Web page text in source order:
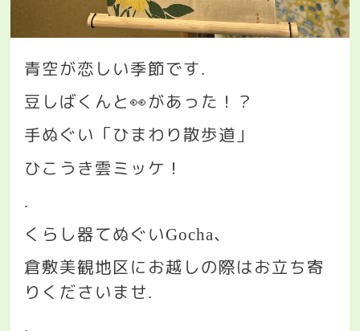
青空が恋しい季節です.
豆しばくんと👀があった！？
手ぬぐい「ひまわり散歩道」
ひこうき雲ミッケ！
.
くらし器てぬぐいGocha、
倉敷美観地区にお越しの際はお立ち寄
りくださいませ.
.